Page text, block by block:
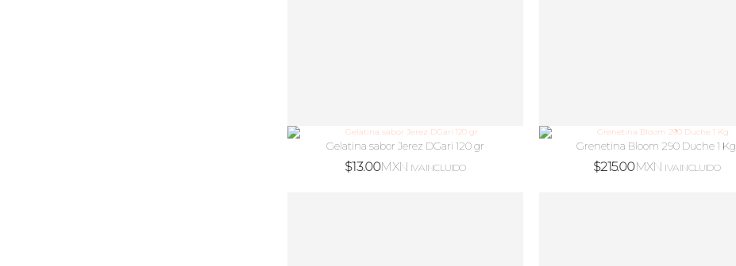
Gelatina sabor Jerez DGari 120 gr
$13.00MXN IVA INCLUIDO
Grenetina Bloom 290 Duche 1 Kg
$215.00MXN IVA INCLUIDO